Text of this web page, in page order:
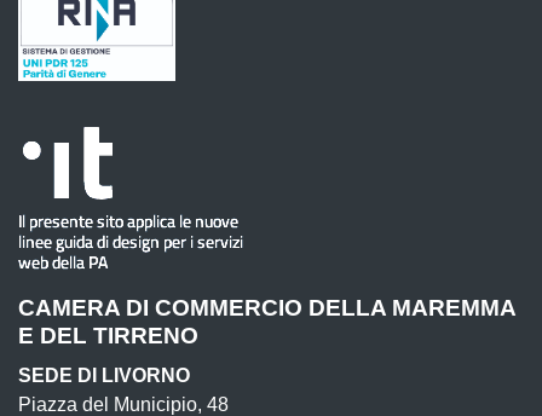
CAMERA DI COMMERCIO DELLA MAREMMA
E DEL TIRRENO
SEDE DI LIVORNO
Piazza del Municipio, 48